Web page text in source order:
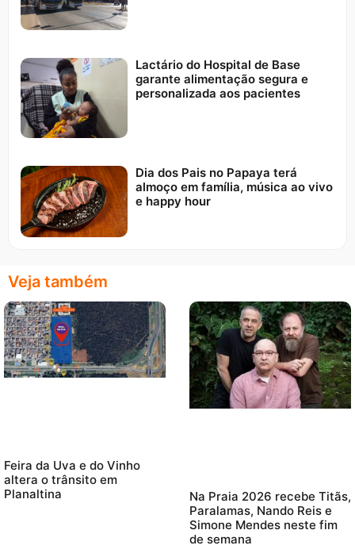
Lactário do Hospital de Base
garante alimentação segura e
personalizada aos pacientes
Dia dos Pais no Papaya terá
almoço em família, música ao vivo
e happy hour
Veja também
Feira da Uva e do Vinho
altera o trânsito em
Planaltina
Na Praia 2026 recebe Titãs,
Paralamas, Nando Reis e
Simone Mendes neste fim
de semana